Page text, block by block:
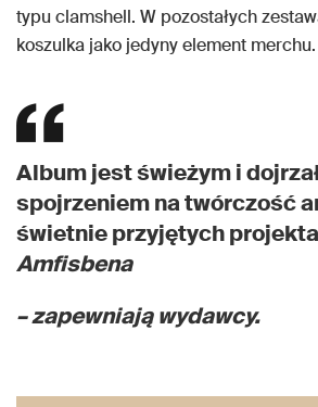
typu clamshell. W pozostałych
koszulka jako jedyny element merchu.
Album jest świeżym i
spojrzeniem na twórczość
świetnie przyjętych
Amfisbena
– zapewniają wydawcy.